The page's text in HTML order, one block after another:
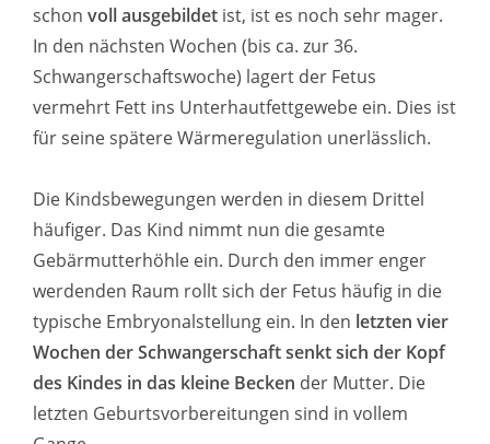
schon voll ausgebildet ist, ist es noch sehr mager.
In den nächsten Wochen (bis ca. zur 36.
Schwangerschaftswoche) lagert der Fetus
vermehrt Fett ins Unterhautfettgewebe ein. Dies ist
für seine spätere Wärmeregulation unerlässlich.
Die Kindsbewegungen werden in diesem Drittel
häufiger. Das Kind nimmt nun die gesamte
Gebärmutterhöhle ein. Durch den immer enger
werdenden Raum rollt sich der Fetus häufig in die
typische Embryonalstellung ein. In den letzten vier
Wochen der Schwangerschaft senkt sich der Kopf
des Kindes in das kleine Becken der Mutter. Die
letzten Geburtsvorbereitungen sind in vollem